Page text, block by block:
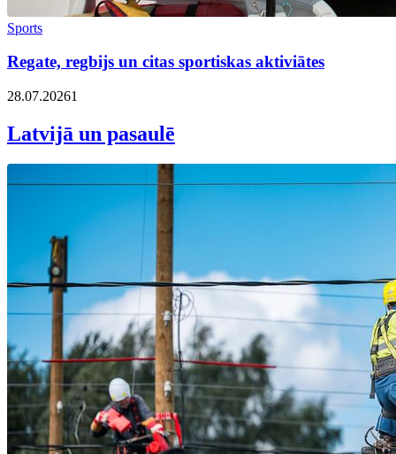
Sports
Regate, regbijs un citas sportiskas aktiviātes
28.07.20261
Latvijā un pasaulē